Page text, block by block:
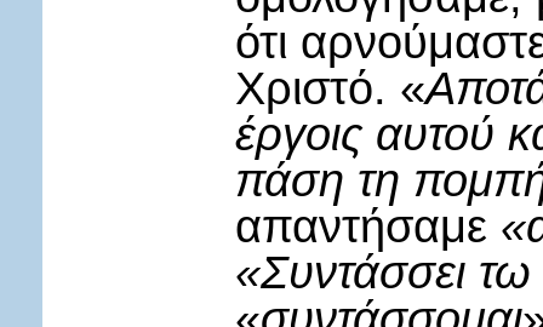
ότι
Χριστό. «
έργοις αυτού
πάση τη
απαντήσαμε
«Συντάσσει